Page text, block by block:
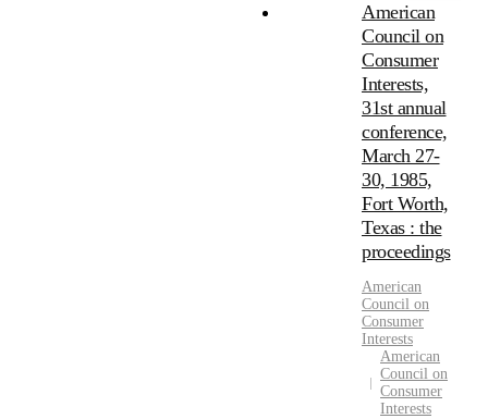
American
Council on
Consumer
Interests,
31st annual
conference,
March 27-
30, 1985,
Fort Worth,
Texas : the
proceedings
American
Council on
Consumer
Interests
American
Council on
Consumer
Interests